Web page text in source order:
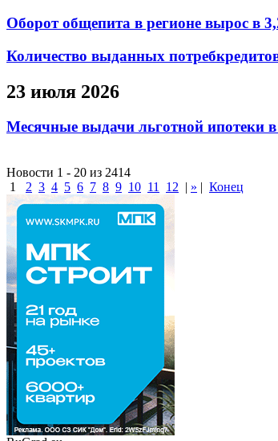
Оборот общепита в регионе вырос в
Количество выданных
23 июля 2026
Месячные выдачи льготной ипотеки
Новости 1 - 20 из 2414
1
2 3 4 5 6 7 8 9 10 11 12 | » | Конец